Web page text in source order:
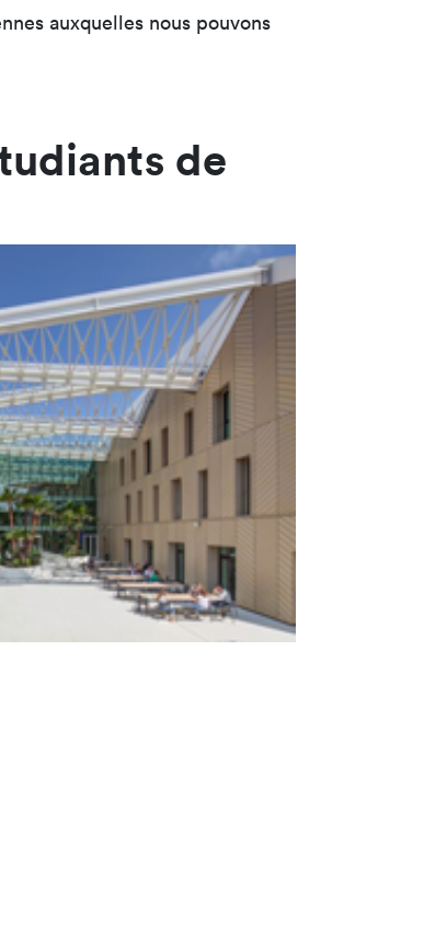
auxquelles nous pouvons
de